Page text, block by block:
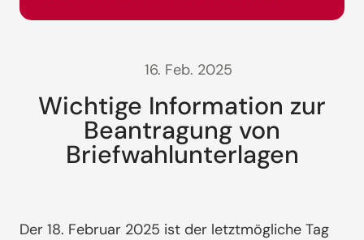
16. Feb. 2025
Wichtige Information zur
Beantragung von
Briefwahlunterlagen
Der 18. Februar 2025 ist der letztmögliche Tag